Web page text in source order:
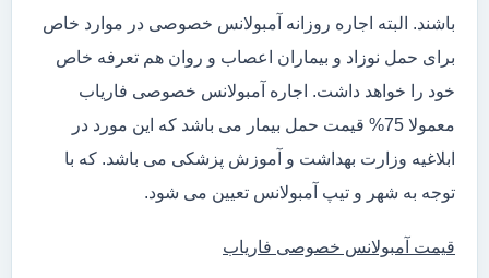
باشند. البته اجاره روزانه آمبولانس خصوصی در موارد خاص
برای حمل نوزاد و بیماران اعصاب و روان هم تعرفه خاص
خود را خواهد داشت. اجاره آمبولانس خصوصی فاریاب
معمولا 75% قیمت حمل بیمار می باشد که این مورد در
ابلاغیه وزارت بهداشت و آموزش پزشکی می باشد. که با
توجه به شهر و تیپ آمبولانس تعیین می شود.
قیمت آمبولانس خصوصی فاریاب